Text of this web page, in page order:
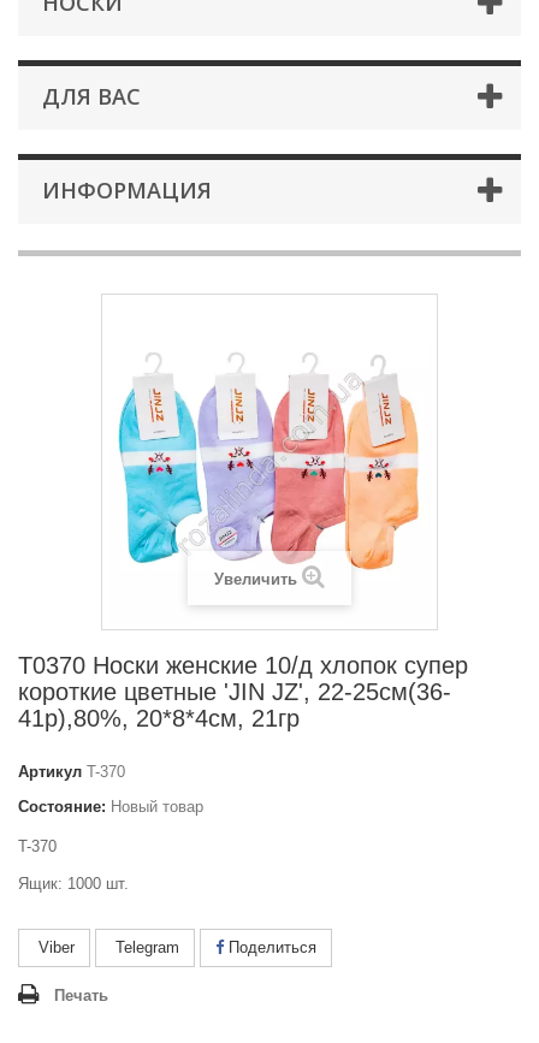
ДЛЯ ВАС
ИНФОРМАЦИЯ
Увеличить
Т0370 Носки женские 10/д хлопок супер
короткие цветные 'JIN JZ', 22-25см(36-
41р),80%, 20*8*4см, 21гр
Артикул T-370
Состояние: Новый товар
T-370
Ящик: 1000 шт.
Viber Telegram Поделиться
Печать